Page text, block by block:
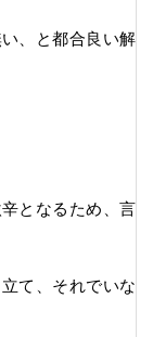
、と都合良い解
となるため、言
て、それでいな